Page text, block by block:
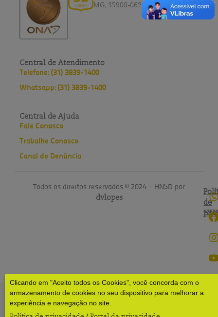
Clicando em "Aceito todos os Cookies", você concorda com o
armazenamento de cookies no seu dispositivo para melhorar a
experiência e navegação no site.
MG, 35900-062
Central de Atendimento
Telefone: (31) 3839-1400
Whatsapp: (31) 3839-1400
Central de Ajuda
Fale Conosco
Trabalhe Conosco
Canal de Denúncia
Todos os direitos reservados © 2024 – HNSD por
dvlopes
de
do